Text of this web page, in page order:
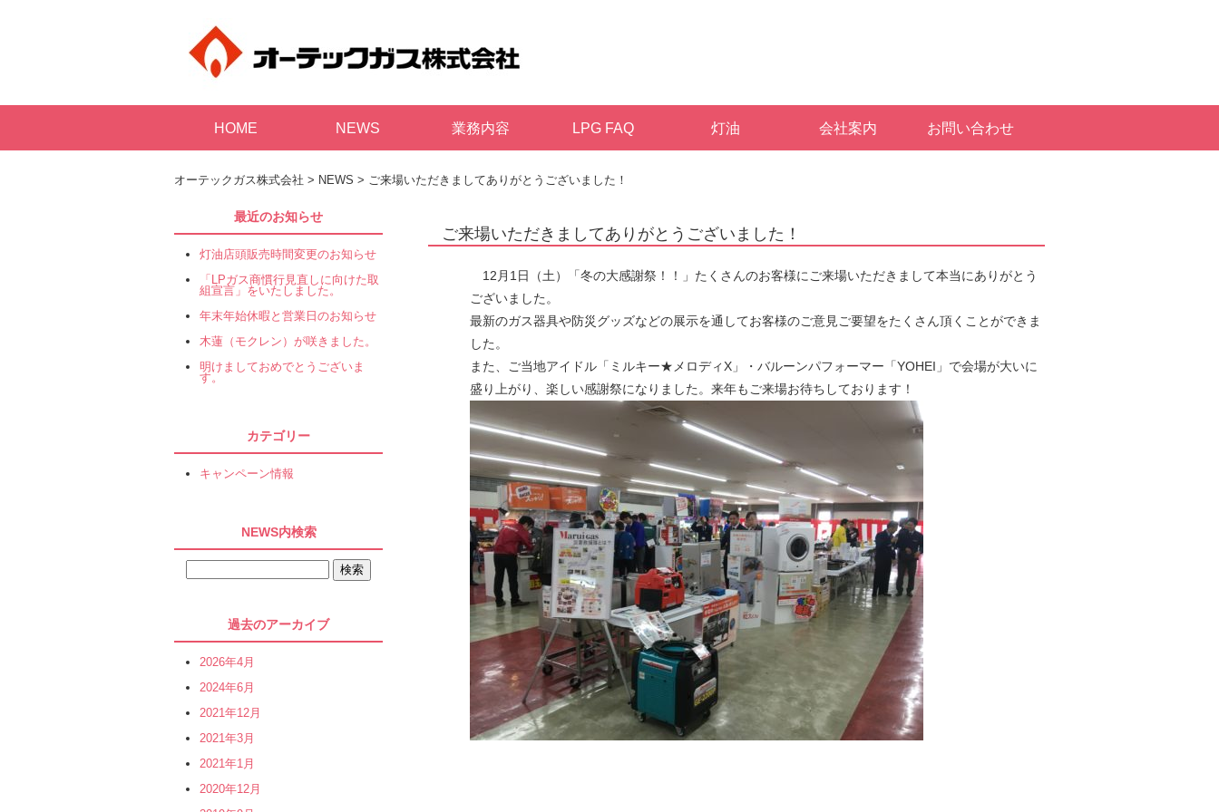
HOME NEWS 業務内容 LPG FAQ 灯油 会社案内 お問い合わせ
オーテックガス株式会社 > NEWS > ご来場いただきましてありがとうございました！
ご来場いただきましてありがとうございました！
12月1日（土）「冬の大感謝祭！！」たくさんのお客様にご来場いただきまして本当にありがとう
ございました。
最新のガス器具や防災グッズなどの展示を通してお客様のご意見ご要望をたくさん頂くことができま
した。
また、ご当地アイドル「ミルキー★メロディX」・バルーンパフォーマー「YOHEI」で会場が大いに
盛り上がり、楽しい感謝祭になりました。来年もご来場お待ちしております！
最近のお知らせ
灯油店頭販売時間変更のお知らせ
「LPガス商慣行見直しに向けた取
組宣言」をいたしました。
年末年始休暇と営業日のお知らせ
木蓮（モクレン）が咲きました。
明けましておめでとうございま
す。
カテゴリー
キャンペーン情報
NEWS内検索
過去のアーカイブ
2026年4月
2024年6月
2021年12月
2021年3月
2021年1月
2020年12月